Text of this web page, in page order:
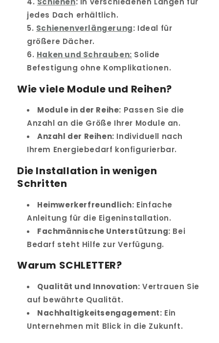
jedes Dach erhältlich.
Schienenverlängerung: Ideal für
größere Dächer.
Haken und Schrauben: Solide
Befestigung ohne Komplikationen.
Wie viele Module und Reihen?
Module in der Reihe: Passen Sie die
Anzahl an die Größe Ihrer Module an.
Anzahl der Reihen: Individuell nach
Ihrem Energiebedarf konfigurierbar.
Die Installation in wenigen
Schritten
Heimwerkerfreundlich: Einfache
Anleitung für die Eigeninstallation.
Fachmännische Unterstützung: Bei
Bedarf steht Hilfe zur Verfügung.
Warum SCHLETTER?
Qualität und Innovation: Vertrauen Sie
auf bewährte Qualität.
Nachhaltigkeitsengagement: Ein
Unternehmen mit Blick in die Zukunft.